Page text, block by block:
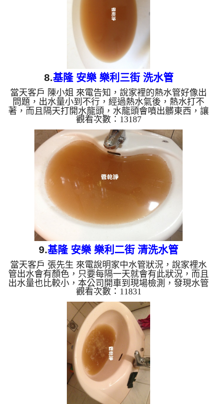
8.基隆 安樂 樂利三街 洗水管
當天客戶 陳小姐 來電告知，說家裡的熱水管好像出
問題，出水量小到不行，經過熱水氣後，熱水打不
著，而且隔天打開水龍頭，水龍頭會噴出髒東西，讓
她覺得洗澡刷牙噁心不已，本公司到現場檢測，才剛
拆下水龍頭就出現密密麻麻的管垢，讓客戶 陳小姐
看了下一跳，本公司架設 管路清洗機 ，開始 清洗水
管 ，鏽水及雜質一直從水龍頭噴出，如下影片，洗
水管 時鏽水出水約半個小時， 水管清洗 約兩個小時
後，水管總算洗乾淨，客戶 陳小姐 高興的說，終於
能放心用水了。 清洗水管, 水管清洗, 洗...
觀看次數：13187
9.基隆 安樂 樂利二街 清洗水管
當天客戶 張先生 來電說明家中水管狀況，說家裡水
管出水會有顏色，只要每隔一天就會有此狀況，而且
出水量也比較小，本公司開車到現場檢測，發現水管
管路厚厚的管垢，於是本公司裝設 管路清洗機 ，開
始 清洗水管 ，異物及鏽水從水龍頭不斷噴出，如下
影片，洗水管 時鏽水出水約幾十分鐘，水泄掉了還
留一層污垢，如下圖，客戶 張先生 拍照留念， 水管
清洗 約兩個小時後，水管總算洗乾淨，客戶 張先生
很高興，終於可安心用水了。 清洗水管, 水管清洗,
洗水管, 熱水管堵塞, 熱水忽冷忽熱 ...
觀看次數：11831